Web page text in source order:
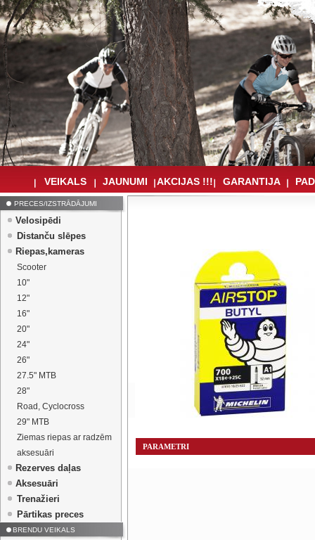
VEIKALS JAUNUMI AKCIJAS !!! GARANTIJA
PRECES/IZSTRĀDĀJUMI
Velosipēdi
Distanču slēpes
Riepas,kameras
Scooter
10"
12"
16"
20"
24"
26"
27.5" MTB
28"
Road, Cyclocross
29" MTB
Ziemas riepas ar radzēm
aksesuāri
Rezerves daļas
Aksesuāri
Trenažieri
Pārtikas preces
BRENDU VEIKALS
PARAMETRI